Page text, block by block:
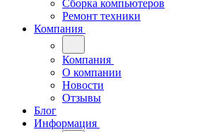
Сборка компьютеров
Ремонт техники
Компания
Компания
О компании
Новости
Отзывы
Блог
Информация